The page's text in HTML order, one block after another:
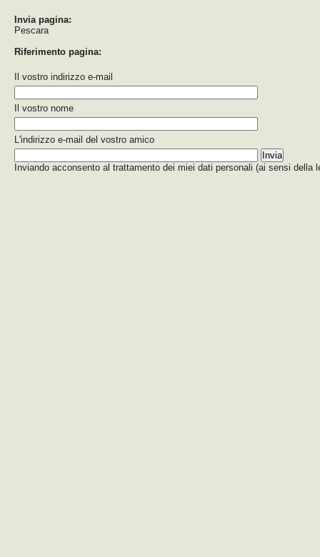
Invia pagina:
Pescara
Riferimento pagina:
Il vostro indirizzo e-mail
Il vostro nome
L'indirizzo e-mail del vostro amico
Inviando acconsento al trattamento dei miei dati personali (ai sensi della